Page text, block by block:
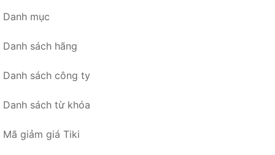
Danh mục
Danh sách hãng
Danh sách công ty
Danh sách từ khóa
Mã giảm giá Tiki